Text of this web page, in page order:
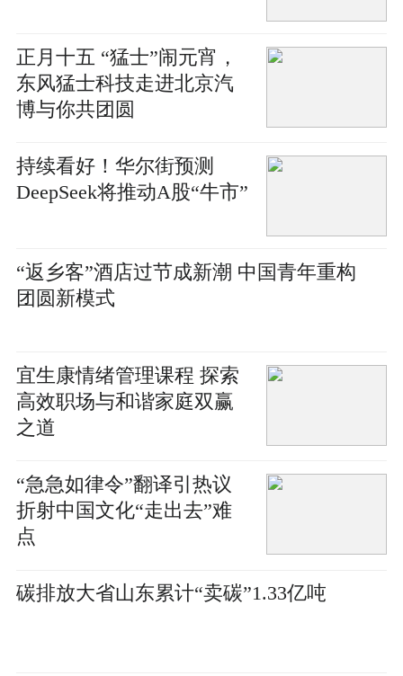
正月十五 “猛士”闹元宵，
东风猛士科技走进北京汽
博与你共团圆
持续看好！华尔街预测
DeepSeek将推动A股“牛市”
“返乡客”酒店过节成新潮 中国青年重构
团圆新模式
宜生康情绪管理课程 探索
高效职场与和谐家庭双赢
之道
“急急如律令”翻译引热议
折射中国文化“走出去”难
点
碳排放大省山东累计“卖碳”1.33亿吨